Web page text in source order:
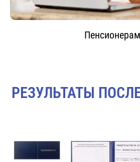
Пенсионерам
РЕЗУЛЬТАТЫ